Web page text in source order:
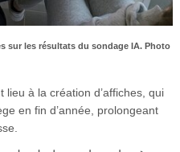
sur les résultats du sondage IA. Photo
à la création d’affiches, qui
en fin d’année, prolongeant